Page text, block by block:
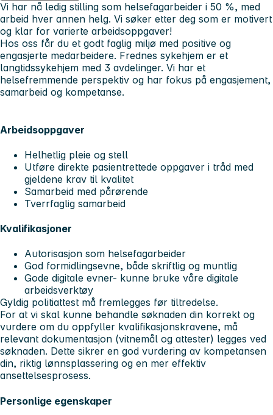
Vi har nå ledig stilling som helsefagarbeider i 50 %, med
arbeid hver annen helg. Vi søker etter deg som er motivert
og klar for varierte arbeidsoppgaver!
Hos oss får du et godt faglig miljø med positive og
engasjerte medarbeidere. Frednes sykehjem er et
langtidssykehjem med 3 avdelinger. Vi har et
helsefremmende perspektiv og har fokus på engasjement,
samarbeid og kompetanse.
Arbeidsoppgaver
Helhetlig pleie og stell
Utføre direkte pasientrettede oppgaver i tråd med
gjeldene krav til kvalitet
Samarbeid med pårørende
Tverrfaglig samarbeid
Kvalifikasjoner
Autorisasjon som helsefagarbeider
God formidlingsevne, både skriftlig og muntlig
Gode digitale evner- kunne bruke våre digitale
arbeidsverktøy
Gyldig politiattest må fremlegges før tiltredelse.
For at vi skal kunne behandle søknaden din korrekt og
vurdere om du oppfyller kvalifikasjonskravene, må
relevant dokumentasjon (vitnemål og attester) legges ved
søknaden. Dette sikrer en god vurdering av kompetansen
din, riktig lønnsplassering og en mer effektiv
ansettelsesprosess.
Personlige egenskaper